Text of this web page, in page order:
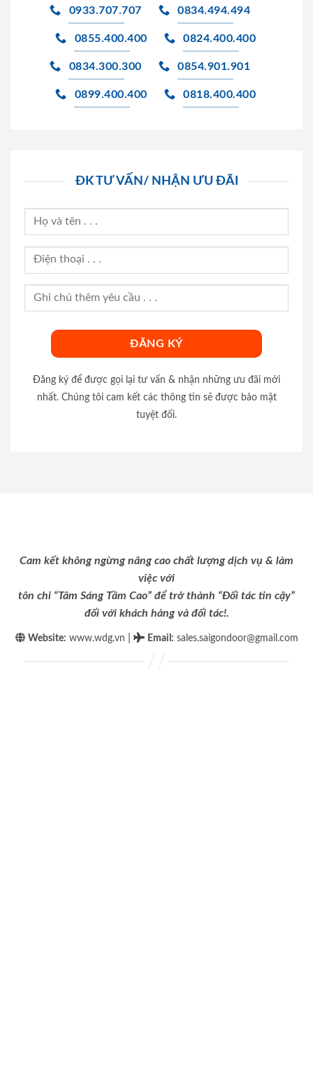
0933.707.707 0834.494.494
0855.400.400 0824.400.400
0834.300.300 0854.901.901
0899.400.400 0818.400.400
ĐK TƯ VẤN/ NHẬN ƯU ĐÃI
Đăng ký để được gọi lại tư vấn & nhận những ưu đãi mới
nhất. Chúng tôi cam kết các thông tin sẽ được bảo mật
tuyệt đối.
Cam kết không ngừng nâng cao chất lượng dịch vụ & làm
việc với
tôn chỉ “Tâm Sáng Tầm Cao” để trở thành “Đối tác tin cậy”
đối với khách hàng và đối tác!.
Website: www.wdg.vn Email : sales.saigondoor@gmail.com